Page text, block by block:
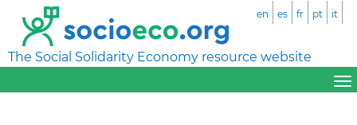
The Social Solidarity Economy resource website
en es fr pt it